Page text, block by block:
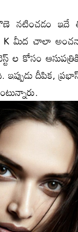
న‌టించ‌డం
K మీద చాలా
ల కోసం
దీపిక,